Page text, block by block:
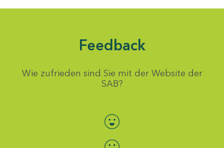
Feedback
Wie zufrieden sind Sie mit der Website der
SAB?
Bewertung auswählen